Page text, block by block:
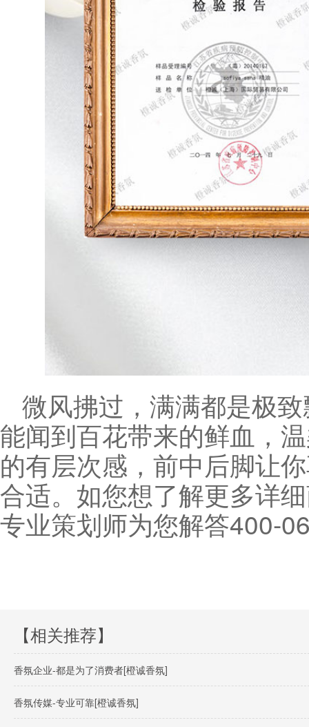
微风拂过，满满都是极
能闻到百花带来的鲜血，
的有层次感，前中后脚让
合适。如您想了解更多详
专业策划师为您解答400-
【相关推荐】
香氛企业-都是为了消费者[橙诚香氛]
香氛传媒-专业可靠[橙诚香氛]